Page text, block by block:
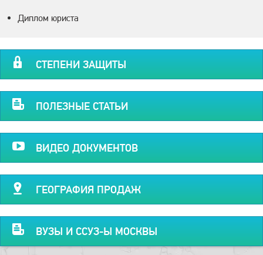
Диплом юриста
СТЕПЕНИ ЗАЩИТЫ
ПОЛЕЗНЫЕ СТАТЬИ
ВИДЕО ДОКУМЕНТОВ
ГЕОГРАФИЯ ПРОДАЖ
ВУЗЫ И ССУЗ-Ы МОСКВЫ